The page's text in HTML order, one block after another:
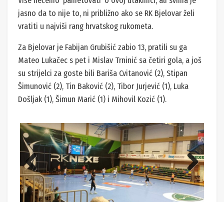
jasno da to nije to, ni približno ako se RK Bjelovar želi
vratiti u najviši rang hrvatskog rukometa.
Za Bjelovar je Fabijan Grubišić zabio 13, pratili su ga
Mateo Lukačec s pet i Mislav Trninić sa četiri gola, a još
su strijelci za goste bili Bariša Cvitanović (2), Stipan
Šimunović (2), Tin Baković (2), Tibor Jurjević (1), Luka
Došljak (1), Šimun Marić (1) i Mihovil Kozić (1).
Previ
ous
Next